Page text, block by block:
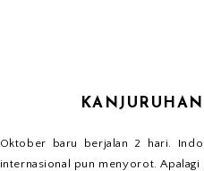
Oktober baru berjalan 2 hari.
internasional pun menyorot. Apalagi